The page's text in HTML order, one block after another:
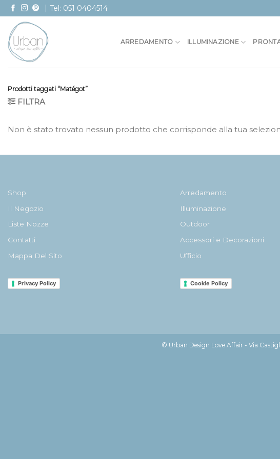
Skip
to
content
Tel: 051 0404514
ARREDAMENTO ILLUMINAZIONE
Prodotti taggati “Matégot”
FILTRA
Non è stato trovato nessun prodotto che corrisponde alla tua
Shop
Il Negozio
Liste Nozze
Contatti
Mappa Del Sito
Arredamento
Illuminazione
Outdoor
Accessori e Decorazioni
Ufficio
Privacy Policy Cookie Policy
© Urban Design Love Affair - Via